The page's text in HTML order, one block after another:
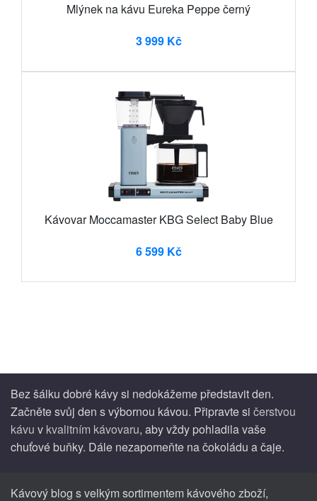
Mlýnek na kávu Eureka Peppe černý
3 999 Kč
Kávovar Moccamaster KBG Select Baby Blue
6 599 Kč
Bez šálku dobré kávy si nedokážeme představit den.
Začněte svůj den s výbornou kávou. Připravte si čerstvou
kávu v kvalitním kávovaru, aby vždy pohladila vaše
chuťové buňky. Dále nezapomeňte na čokoládu a čaje.
Kávový blog s velkým sortimentem kávového zboží,